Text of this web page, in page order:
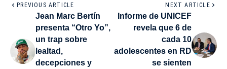
PREVIOUS ARTICLE
Jean Marc Bertín
presenta “Otro Yo”,
un trap sobre
lealtad,
decepciones y
NEXT ARTICLE
Informe de UNICEF
revela que 6 de
cada 10
adolescentes en RD
se sienten